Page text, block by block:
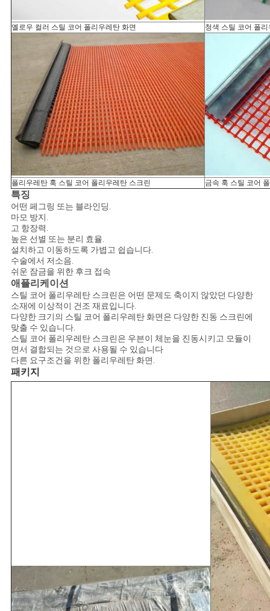
옐로우 컬러 스틸 코어 폴리우레탄 화면 청색 스틸 코어 폴
폴리우레탄 훅 스틸 코어 폴리우레탄 스크린 금속 훅 스틸 코어
특징
어떤 페그링 또는 블라인딩.
마모 방지.
고 항장력.
높은 선별 또는 분리 효율.
설치하고 이동하도록 가볍고 쉽습니다.
수술에서 저소음.
쉬운 잠금을 위한 후크 접속
애플리케이션
스틸 코어 폴리우레탄 스크린은 어떤 문제도 축이지 않았던 다양한
소재에 이상적이 건조 재료입니다.
다양한 크기의 스틸 코어 폴리우레탄 화면은 다양한 진동 스크린에
맞출 수 있습니다.
스틸 코어 폴리우레탄 스크린은 우븐이 체눈을 진동시키고 모듈이
면서 결합되는 것으로 사용될 수 있습니다
다른 요구조건을 위한 폴리우레탄 화면.
패키지